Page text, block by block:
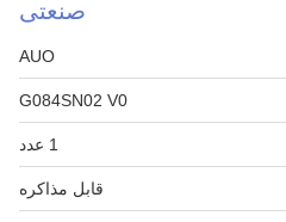
صنعتی
AUO
G084SN02 V0
1 عدد
قابل مذاکره